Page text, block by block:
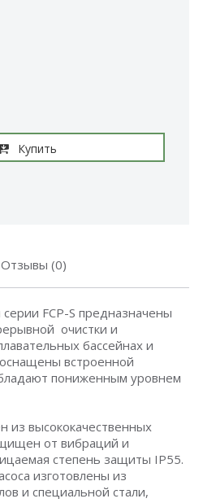
Купить
Отзывы (0)
FCP-S предназначены
очистки и
бассейнах и
встроенной
пониженным уровнем
из высококачественных
от вибраций и
степень защиты IP55.
изготовлены из
и специальной стали,